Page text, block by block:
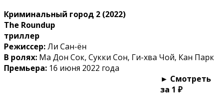
Криминальный город 2 (2022)
The Roundup
триллер
Режиссер:Ли Сан-ён
В ролях: Ма Дон Сок, Сукки Сон, Ги-хва Чой, Кан Парк
Премьера: 16 июня 2022 года
► Смотреть
за 1 ₽